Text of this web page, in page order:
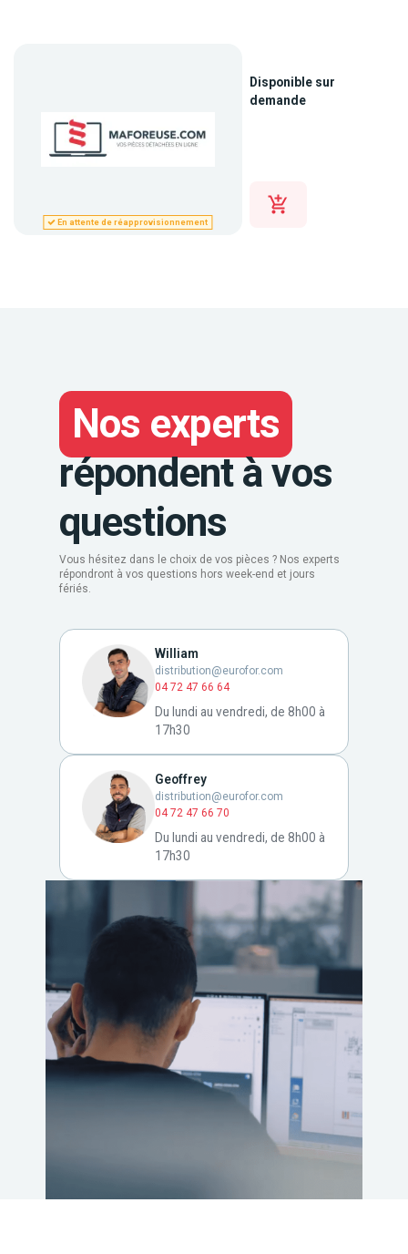
En attente de réapprovisionnement
Disponible sur
demande
Nos experts
répondent à vos
questions
Vous hésitez dans le choix de vos pièces ? Nos experts
répondront à vos questions hors week-end et jours
fériés.
William
distribution@eurofor.com
04 72 47 66 64
Du lundi au vendredi, de 8h00 à
17h30
Geoffrey
distribution@eurofor.com
04 72 47 66 70
Du lundi au vendredi, de 8h00 à
17h30